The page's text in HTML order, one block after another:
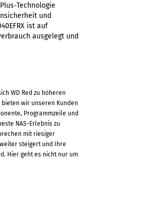
Technologie
und
ist auf
ausgelegt und
WD Red zu höheren
wir unseren Kunden
Programmzeile und
NAS-Erlebnis zu
mit riesiger
steigert und Ihre
Hier geht es nicht nur um